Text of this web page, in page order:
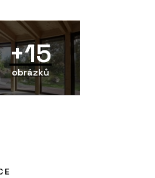
+15
obrázků